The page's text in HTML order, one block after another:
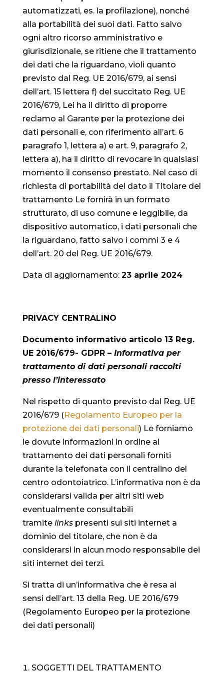
automatizzati, es. la profilazione), nonché
alla portabilità dei suoi dati. Fatto salvo
ogni altro ricorso amministrativo e
giurisdizionale, se ritiene che il trattamento
dei dati che la riguardano, violi quanto
previsto dal Reg. UE 2016/679, ai sensi
dell’art. 15 lettera f) del succitato Reg. UE
2016/679, Lei ha il diritto di proporre
reclamo al Garante per la protezione dei
dati personali e, con riferimento all’art. 6
paragrafo 1, lettera a) e art. 9, paragrafo 2,
lettera a), ha il diritto di revocare in qualsiasi
momento il consenso prestato. Nel caso di
richiesta di portabilità del dato il Titolare del
trattamento Le fornirà in un formato
strutturato, di uso comune e leggibile, da
dispositivo automatico, i dati personali che
la riguardano, fatto salvo i commi 3 e 4
dell’art. 20 del Reg. UE 2016/679.
Data di aggiornamento: 23 aprile 2024
PRIVACY CENTRALINO
Documento informativo articolo 13 Reg.
UE 2016/679- GDPR – Informativa per
trattamento di dati personali raccolti
presso l’interessato
Nel rispetto di quanto previsto dal Reg. UE
2016/679 (Regolamento Europeo per la
protezione dei dati personali) Le forniamo
le dovute informazioni in ordine al
trattamento dei dati personali forniti
durante la telefonata con il centralino del
centro odontoiatrico. L’informativa non è da
considerarsi valida per altri siti web
eventualmente consultabili
tramite links presenti sui siti internet a
dominio del titolare, che non è da
considerarsi in alcun modo responsabile dei
siti internet dei terzi.
Si tratta di un’informativa che è resa ai
sensi dell’art. 13 della Reg. UE 2016/679
(Regolamento Europeo per la protezione
dei dati personali)
SOGGETTI DEL TRATTAMENTO